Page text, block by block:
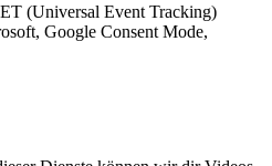
(Universal Event Tracking)
Google Consent Mode,